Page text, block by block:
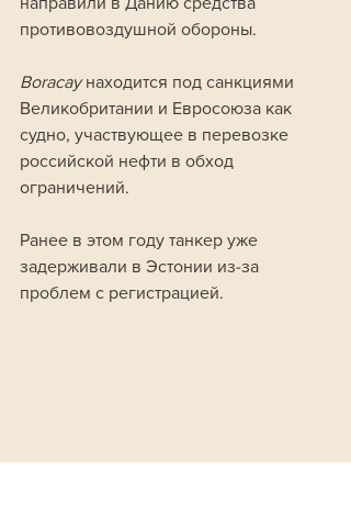
противовоздушной обороны.
Boracay находится под санкциями
Великобритании и Евросоюза как
судно, участвующее в перевозке
российской нефти в обход
ограничений.
Ранее в этом году танкер уже
задерживали в Эстонии из-за
проблем с регистрацией.